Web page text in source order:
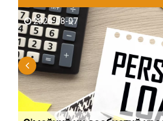
2026-08-07